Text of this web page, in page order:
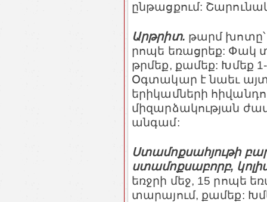
ընթացքում:
Արթրիտ. թարմ խոտը՝
րոպե եռացրեք: Փակ
թրմեք, քամեք: Խմեք
Օգտակար է նաեւ
երիկամների
միզարձակության
անգամ:
Ստամոքսահյութի
ստամոքսաբորբ,
եռջրի մեջ, 15 րոպե
տարայում, քամեք: